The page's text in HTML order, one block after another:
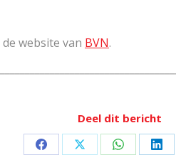
website van BVN.
Deel dit bericht